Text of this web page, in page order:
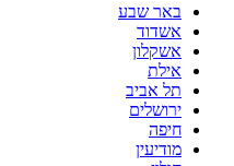
באר שבע
אשדוד
אשקלון
אילת
תל אביב
ירושלים
חיפה
מודיעין